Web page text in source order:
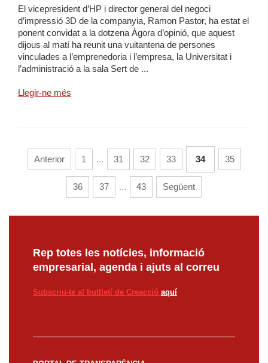
El vicepresident d’HP i director general del negoci
d’impressió 3D de la companyia, Ramon Pastor, ha estat el
ponent convidat a la dotzena Àgora d’opinió, que aquest
dijous al matí ha reunit una vuitantena de persones
vinculades a l’emprenedoria i l’empresa, la Universitat i
l’administració a la sala Sert de ...
Llegir-ne més
Anterior 1 ... 31 32 33 34 35
36 37 ... 43 Següent
Rep totes les notícies, informació
empresarial, agenda i ajuts al correu
Subscriu-te al butlletí de Creacció aquí